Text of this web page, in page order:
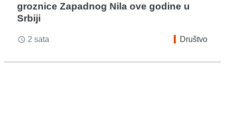
groznice Zapadnog Nila ove godine u
Srbiji
access_time 2 sata Društvo